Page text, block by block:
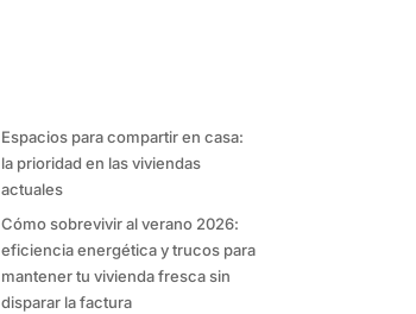
o
k
r
t
i
Espacios para compartir en casa:
la prioridad en las viviendas
actuales
Cómo sobrevivir al verano 2026:
eficiencia energética y trucos para
mantener tu vivienda fresca sin
disparar la factura